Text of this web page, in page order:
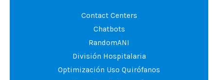
Contact Centers
Chatbots
RandomANI
División Hospitalaria
Optimización Uso Quirófanos